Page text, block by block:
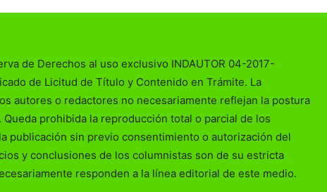
de Derechos al uso exclusivo INDAUTOR 04-2017-
de Licitud de Título y Contenido en Trámite. La
autores o redactores no necesariamente reflejan la postura
prohibida la reproducción total o parcial de los
publicación sin previo consentimiento o autorización del
y conclusiones de los columnistas son de su estricta
responden a la línea editorial de este medio.